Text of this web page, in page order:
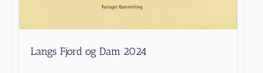
Langs Fjord og Dam 2024